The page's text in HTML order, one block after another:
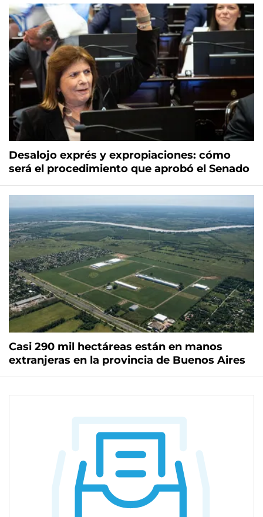
Desalojo exprés y expropiaciones: cómo
será el procedimiento que aprobó el Senado
Casi 290 mil hectáreas están en manos
extranjeras en la provincia de Buenos Aires